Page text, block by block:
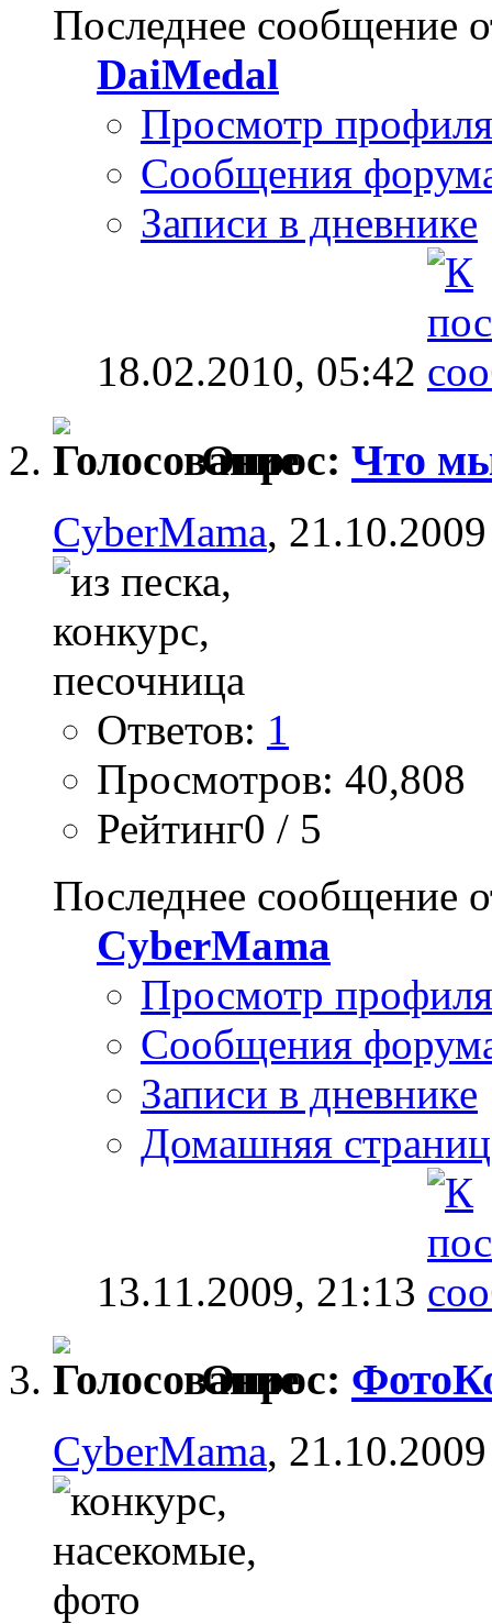
Последнее сообщение
DaiMedal
Просмотр профиля
Сообщения
Записи в дневнике
18.02.2010, 05:42
Опрос: Что
CyberMama,
Ответов: 1
Просмотров: 40,808
Рейтинг0 / 5
Последнее сообщение
CyberMama
Просмотр профиля
Сообщения
Записи в дневнике
Домашняя
13.11.2009, 21:13
Опрос:
CyberMama,